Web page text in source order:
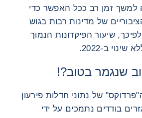
למשך זמן רב ככל האפשר כדי
של מדינות רבות בגוש
שיעור הפיקדונות הנמוך
ב-2022.
שנגמר בטוב?!
נמשך ה"פרדוקס" של נתוני חדלות פירעון
בודדים נתמכים על ידי